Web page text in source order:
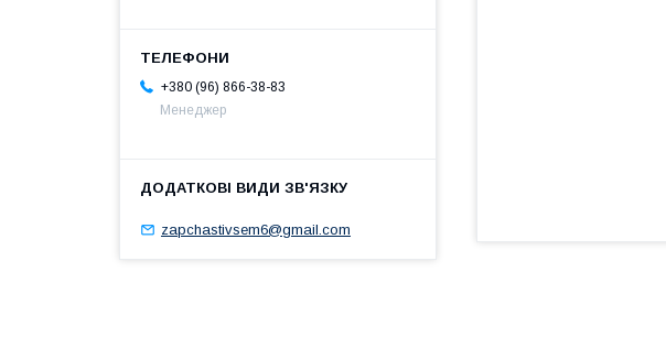
+380 (96) 866-38-83
Менеджер
zapchastivsem6@gmail.com